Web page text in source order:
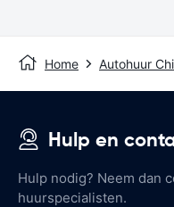
Home Autohuur
Hulp en
Hulp nodig? Neem dan
huurspecialisten.